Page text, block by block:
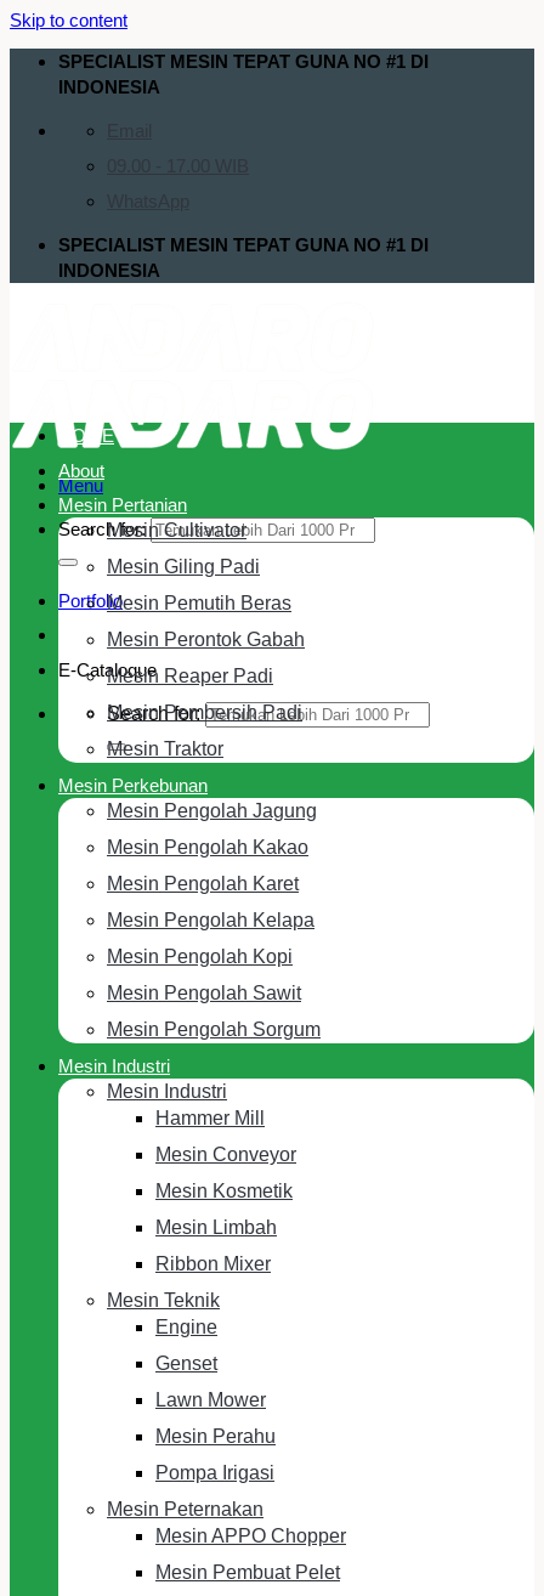
Skip to content
SPECIALIST MESIN TEPAT GUNA NO #1 DI
INDONESIA
SPECIALIST MESIN TEPAT GUNA NO #1 DI
INDONESIA
Menu
Search for:
Portfolio
E-Cataloque
Search for:
HOME
About
Mesin Pertanian
Mesin Cultivator
Mesin Giling Padi
Mesin Pemutih Beras
Mesin Perontok Gabah
Mesin Reaper Padi
Mesin Pembersih Padi
Mesin Traktor
Mesin Perkebunan
Mesin Pengolah Jagung
Mesin Pengolah Kakao
Mesin Pengolah Karet
Mesin Pengolah Kelapa
Mesin Pengolah Kopi
Mesin Pengolah Sawit
Mesin Pengolah Sorgum
Mesin Industri
Mesin Industri
Hammer Mill
Mesin Conveyor
Mesin Kosmetik
Mesin Limbah
Ribbon Mixer
Mesin Teknik
Engine
Genset
Lawn Mower
Mesin Perahu
Pompa Irigasi
Mesin Peternakan
Mesin APPO Chopper
Mesin Pembuat Pelet